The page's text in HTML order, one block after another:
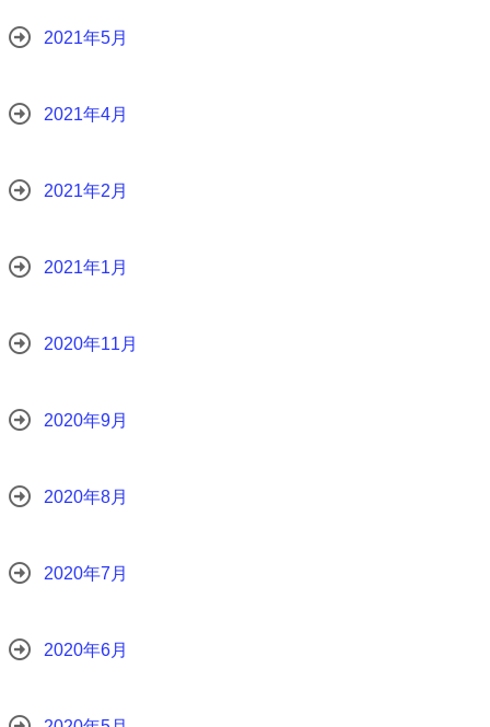
2021年5月
2021年4月
2021年2月
2021年1月
2020年11月
2020年9月
2020年8月
2020年7月
2020年6月